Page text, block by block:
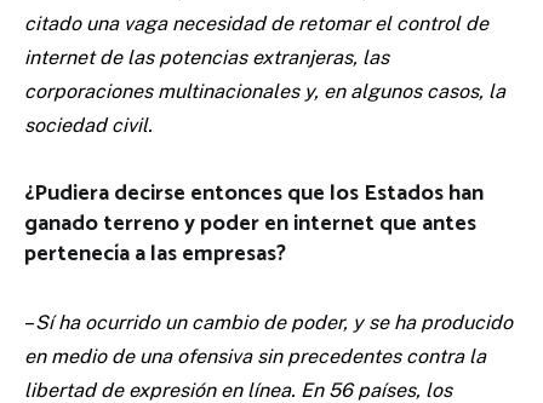
citado una vaga necesidad de retomar el control de
internet de las potencias extranjeras, las
corporaciones multinacionales y, en algunos casos, la
sociedad civil.
¿Pudiera decirse entonces que los Estados han
ganado terreno y poder en internet que antes
pertenecía a las empresas?
–Sí ha ocurrido un cambio de poder, y se ha producido
en medio de una ofensiva sin precedentes contra la
libertad de expresión en línea. En 56 países, los